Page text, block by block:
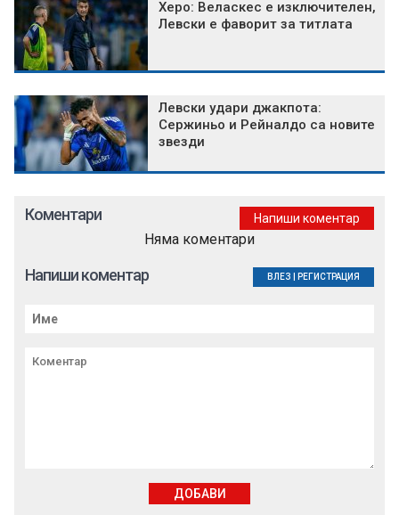
Херо: Веласкес е изключителен,
Левски е фаворит за титлата
Левски удари джакпота:
Сержиньо и Рейналдо са новите
звезди
Коментари Напиши коментар
Няма коментари
Напиши коментар ВЛЕЗ РЕГИСТРАЦИЯ
ДОБАВИ